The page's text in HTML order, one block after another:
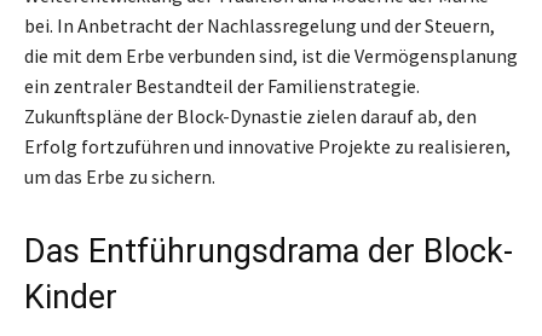
bei. In Anbetracht der Nachlassregelung und der Steuern,
die mit dem Erbe verbunden sind, ist die Vermögensplanung
ein zentraler Bestandteil der Familienstrategie.
Zukunftspläne der Block-Dynastie zielen darauf ab, den
Erfolg fortzuführen und innovative Projekte zu realisieren,
um das Erbe zu sichern.
Das Entführungsdrama der Block-
Kinder